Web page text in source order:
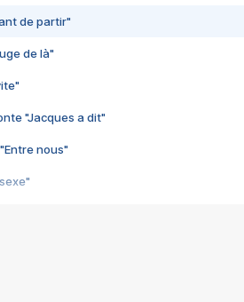
de partir"
de là"
"Jacques a dit"
nous"